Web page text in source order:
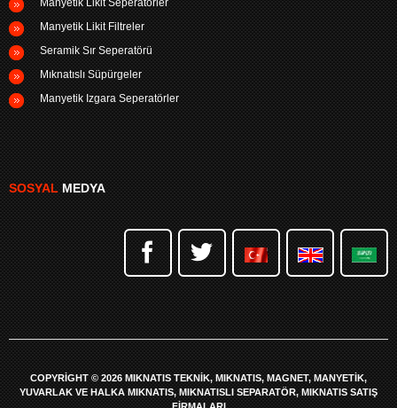
Manyetik Likit Filtreler
Seramik Sır Seperatörü
Mıknatıslı Süpürgeler
Manyetik Izgara Seperatörler
SOSYALMEDYA
COPYRIGHT © 2026 MIKNATIS TEKNIK, MIKNATIS, MAGNET, MANYETIK,
YUVARLAK VE HALKA MIKNATIS, MIKNATISLI SEPARATÖR, MIKNATIS SATIŞ